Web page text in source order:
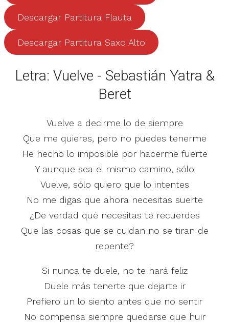
Descargar Partitura Flauta
Descargar Partitura Saxo Alto
Letra: Vuelve - Sebastián Yatra &
Beret
Vuelve a decirme lo de siempre
Que me quieres, pero no puedes tenerme
He hecho lo imposible por hacerme fuerte
Y aunque sea el mismo camino, sólo
Vuelve, sólo quiero que lo intentes
No me digas que ahora necesitas suerte
¿De verdad qué necesitas te recuerdes
Que las cosas que se cuidan no se tiran de
repente?
Si nunca te duele, no te hará feliz
Duele más tenerte que dejarte ir
Prefiero un lo siento antes que no sentir
No compensa siempre quedarse que huir